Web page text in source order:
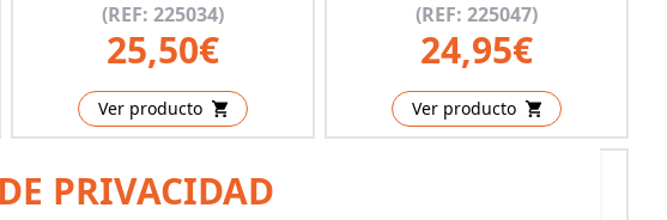
(REF: 225034)
25,50€
Ver producto
(REF: 225047)
24,95€
Ver producto
PRIVACIDAD